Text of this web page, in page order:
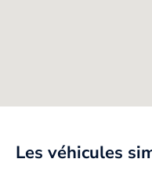
Les véhicules